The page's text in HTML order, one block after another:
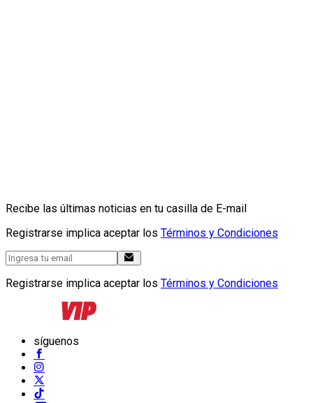
Recibe las últimas noticias en tu casilla de E-mail
Registrarse implica aceptar los Términos y Condiciones
Registrarse implica aceptar los Términos y Condiciones
síguenos